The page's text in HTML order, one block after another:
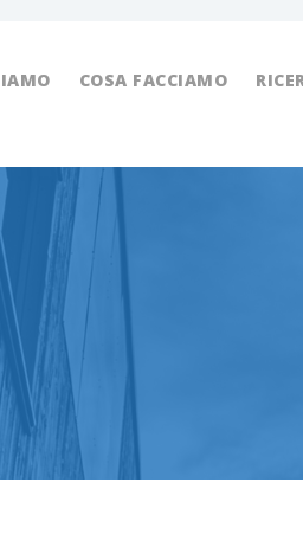
COSA FACCIAMO